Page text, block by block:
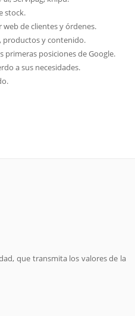
stock.
de clientes y órdenes.
productos y contenido.
primeras posiciones de Google.
a sus necesidades.
que transmita los valores de la